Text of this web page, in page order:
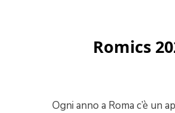
Romics
Ogni anno a Roma c’è un